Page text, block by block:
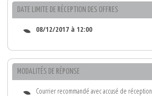
DATE LIMITE DE RÉCEPTION DES OFFRES
08/12/2017 à 12:00
MODALITÉS DE RÉPONSE
Courrier recommandé avec accusé de réception